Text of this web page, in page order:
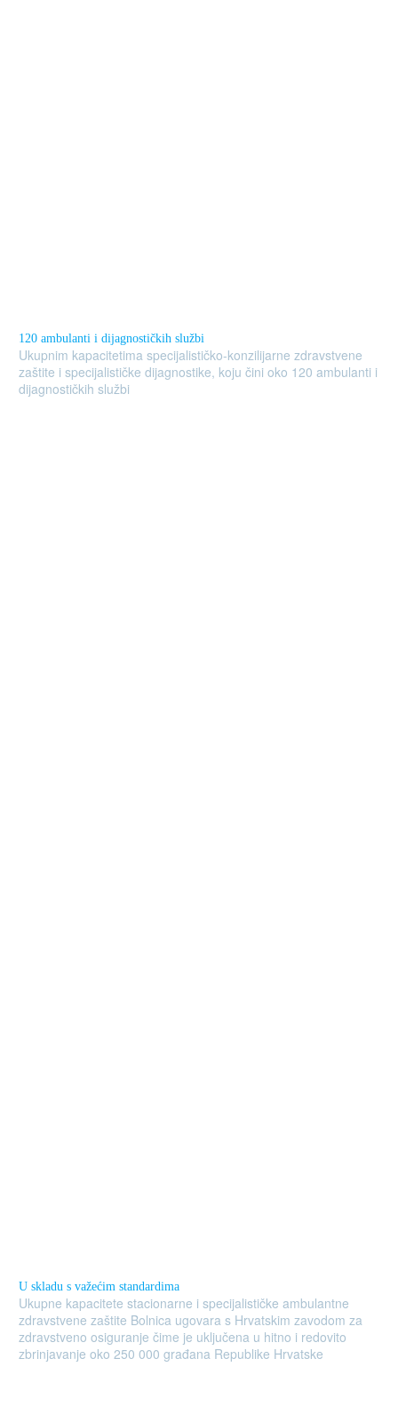
120 ambulanti i dijagnostičkih službi
Ukupnim kapacitetima specijalističko-konzilijarne zdravstvene
zaštite i specijalističke dijagnostike, koju čini oko 120 ambulanti i
dijagnostičkih službi
U skladu s važećim standardima
Ukupne kapacitete stacionarne i specijalističke ambulantne
zdravstvene zaštite Bolnica ugovara s Hrvatskim zavodom za
zdravstveno osiguranje čime je uključena u hitno i redovito
zbrinjavanje oko 250 000 građana Republike Hrvatske